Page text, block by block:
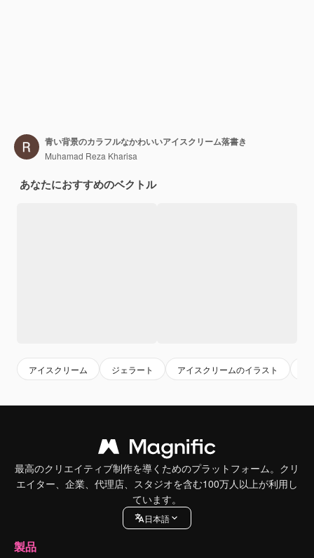
青い背景のカラフルなかわいいアイスクリーム落書き
Muhamad Reza Kharisa
あなたにおすすめのベクトル
アイスクリーム ジェラート アイスクリームのイラスト
最高のクリエイティブ制作を導くためのプラットフォーム。クリ
エイター、企業、代理店、スタジオを含む100万人以上が利用し
ています。
日本語
製品